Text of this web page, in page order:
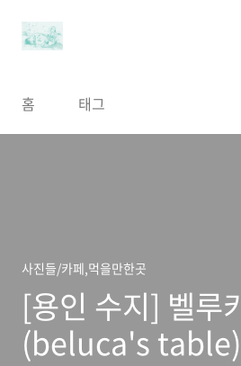
홈 태그
사진들/카페,먹을만한곳
[용인 수지] 벨루
(beluca's